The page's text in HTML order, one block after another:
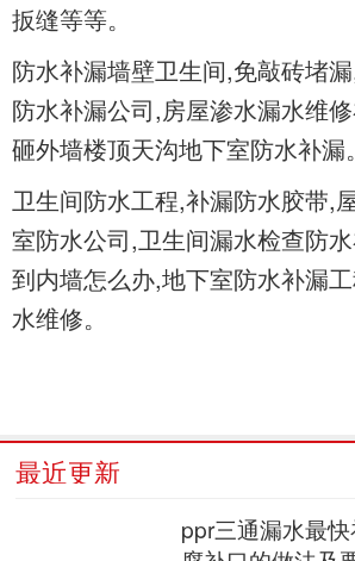
扳缝等等。
防水补漏墙壁卫生间,免敲砖堵
防水补漏公司,房屋渗水漏水维
砸外墙楼顶天沟地下室防水补漏。
卫生间防水工程,补漏防水胶带,
室防水公司,卫生间漏水检查防
到内墙怎么办,地下室防水补漏
水维修。
最近更新
ppr三通漏水最